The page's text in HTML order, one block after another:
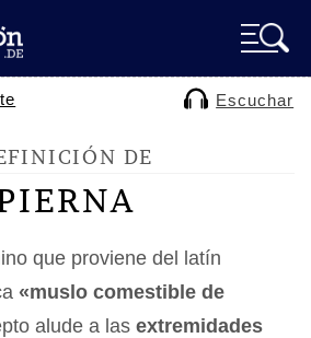
Escuchar
DE
que proviene del latín
«muslo comestible de
alude a las extremidades